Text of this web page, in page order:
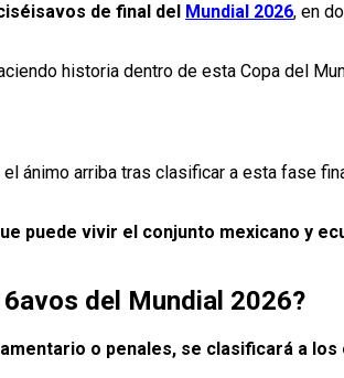
de final del Mundial 2026, en
historia dentro de esta Copa del
ánimo arriba tras clasificar a esta fase
puede vivir el conjunto mexicano y
del Mundial 2026?
o penales, se clasificará a los